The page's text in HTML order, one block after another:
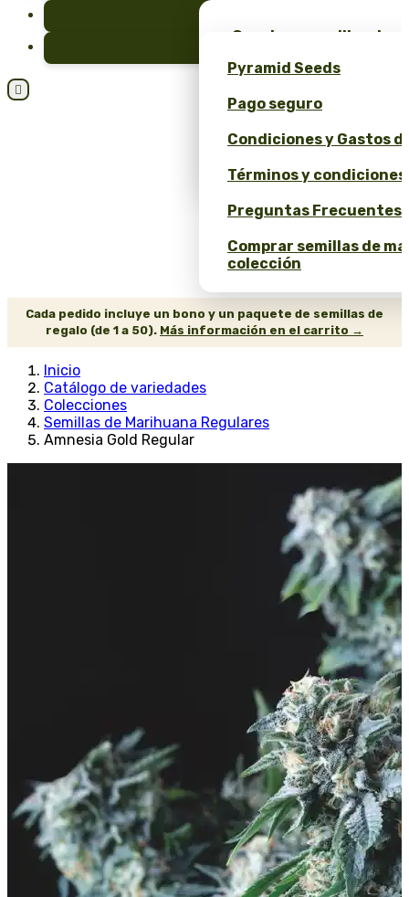
¡Consigue semillas de
Seeds!
Obtén un 10% de
Calculadora de Precios
Pyramid Seeds
Pago seguro
Condiciones y Gastos
Términos y
Preguntas Frecuentes
Comprar semillas de
colección

Cada pedido incluye un bono y un paquete de semillas de
regalo (de 1 a 50). Más información en el carrito →
Inicio
Catálogo de variedades
Colecciones
Semillas de Marihuana Regulares
Amnesia Gold Regular